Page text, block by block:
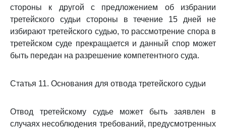
стороны к другой с предложением об избрании
третейского судьи стороны в течение 15 дней не
избирают третейского судью, то рассмотрение спора в
третейском суде прекращается и данный спор может
быть передан на разрешение компетентного суда.
Статья 11. Основания для отвода третейского судьи
Отвод третейскому судье может быть заявлен в
случаях несоблюдения требований, предусмотренных